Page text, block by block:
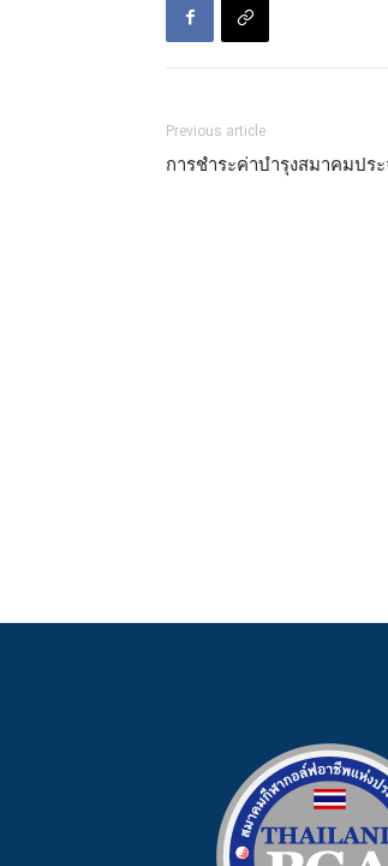
Previous article
การชำระค่าบำรุงสมาคมปร